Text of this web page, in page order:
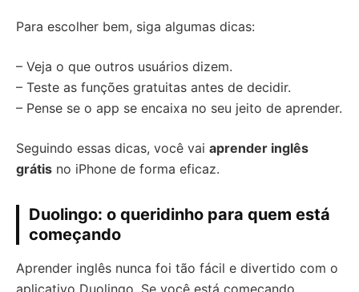
Para escolher bem, siga algumas dicas:
– Veja o que outros usuários dizem.
– Teste as funções gratuitas antes de decidir.
– Pense se o app se encaixa no seu jeito de aprender.
Seguindo essas dicas, você vai aprender inglês
grátis no iPhone de forma eficaz.
Duolingo: o queridinho para quem está
começando
Aprender inglês nunca foi tão fácil e divertido com o
aplicativo Duolingo. Se você está começando,